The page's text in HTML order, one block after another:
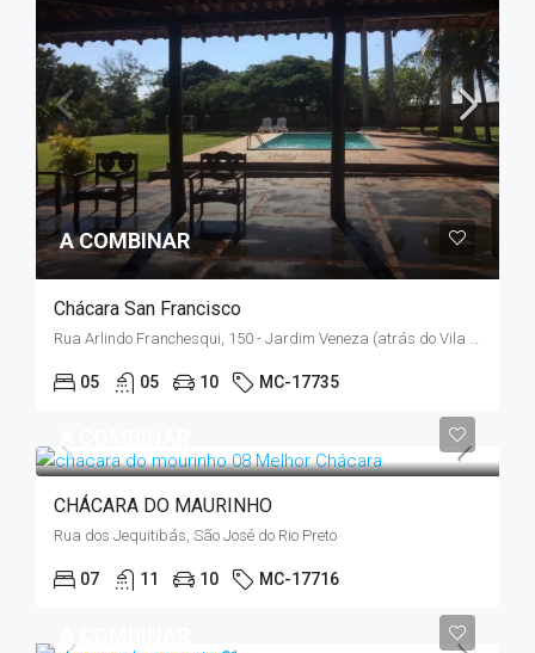
A COMBINAR
Chácara San Francisco
05 05 10 MC-17735
CHÁCARA DO MAURINHO
Rua dos Jequitibás, São José do Rio Preto
07 11 10 MC-17716